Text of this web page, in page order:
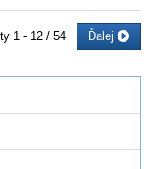
1 - 12 / 54 Ďalej